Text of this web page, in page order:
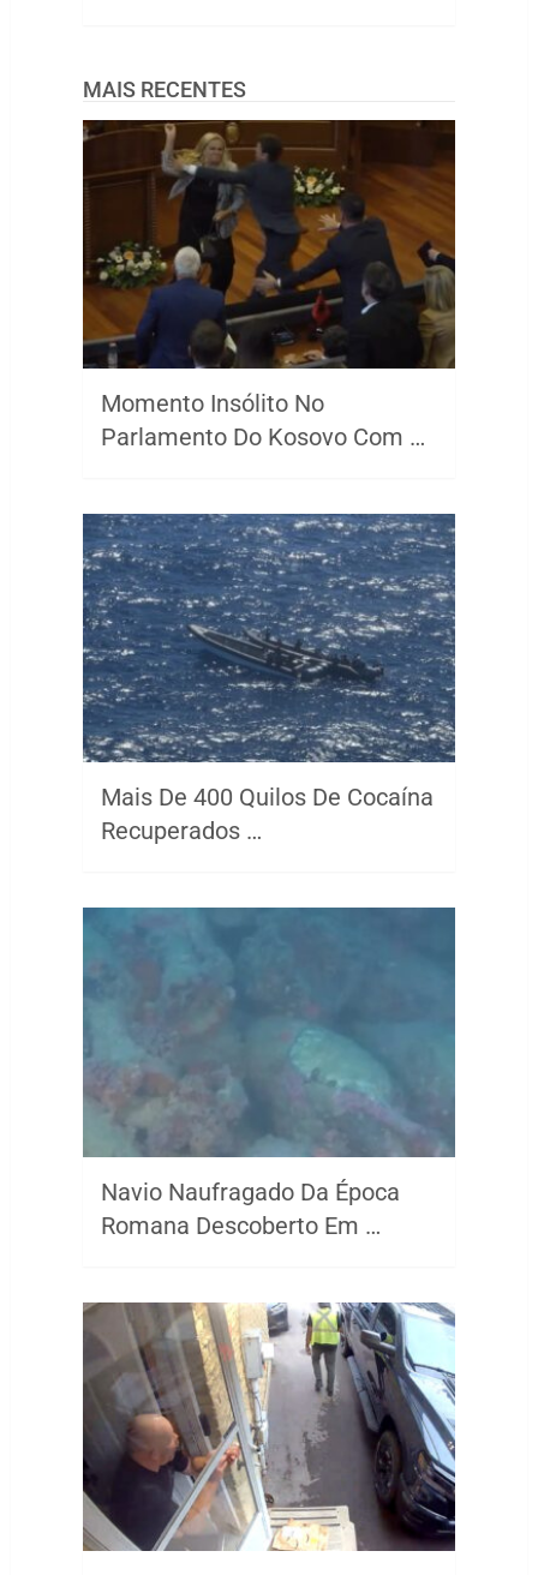
MAIS RECENTES
Momento Insólito No
Parlamento Do Kosovo Com …
Mais De 400 Quilos De Cocaína
Recuperados …
Navio Naufragado Da Época
Romana Descoberto Em …